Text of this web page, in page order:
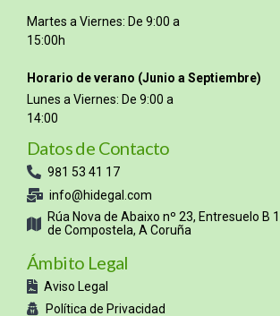
Martes a Viernes: De 9:00 a
15:00h
Horario de verano (Junio a Septiembre)
Lunes a Viernes: De 9:00 a
14:00
Datos de Contacto
981 53 41 17
info@hidegal.com
Rúa Nova de Abaixo nº 23, Entresuelo B
de Compostela, A Coruña
Ámbito Legal
Aviso Legal
Política de Privacidad